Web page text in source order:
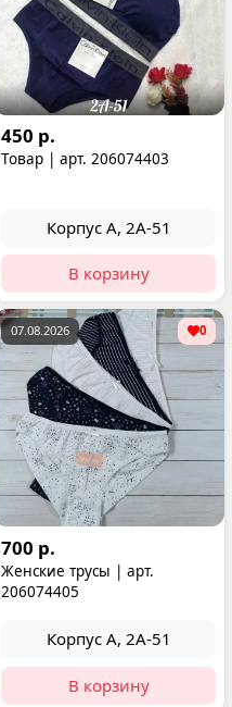
450 р.
Товар | арт. 206074403
Корпус А, 2А-51
В корзину
07.08.2026 0
700 р.
Женские трусы | арт.
206074405
Корпус А, 2А-51
В корзину